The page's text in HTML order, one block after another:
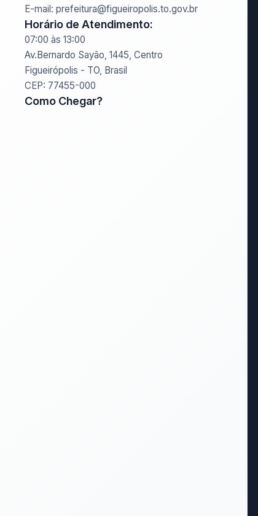
E-mail: prefeitura@figueiropolis.to.gov.br
Horário de Atendimento:
07:00 às 13:00
Av.Bernardo Sayão, 1445, Centro
Figueirópolis - TO, Brasil
CEP: 77455-000
Como Chegar?